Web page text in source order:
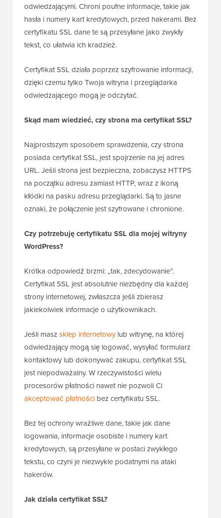
odwiedzającymi. Chroni poufne informacje, takie jak
hasła i numery kart kredytowych, przed hakerami. Bez
certyfikatu SSL dane te są przesyłane jako zwykły
tekst, co ułatwia ich kradzież.
Certyfikat SSL działa poprzez szyfrowanie informacji,
dzięki czemu tylko Twoja witryna i przeglądarka
odwiedzającego mogą je odczytać.
Skąd mam wiedzieć, czy strona ma certyfikat SSL?
Najprostszym sposobem sprawdzenia, czy strona
posiada certyfikat SSL, jest spojrzenie na jej adres
URL. Jeśli strona jest bezpieczna, zobaczysz HTTPS
na początku adresu zamiast HTTP, wraz z ikoną
kłódki na pasku adresu przeglądarki. Są to jasne
oznaki, że połączenie jest szyfrowane i chronione.
Czy potrzebuję certyfikatu SSL dla mojej witryny
WordPress?
Krótka odpowiedź brzmi: „tak, zdecydowanie”.
Certyfikat SSL jest absolutnie niezbędny dla każdej
strony internetowej, zwłaszcza jeśli zbierasz
jakiekolwiek informacje o użytkownikach.
Jeśli maszsklep internetowylub witrynę, na której
odwiedzający mogą się logować, wysyłać formularz
kontaktowy lub dokonywać zakupu, certyfikat SSL
jest niepodważalny. W rzeczywistości wielu
procesorów płatności nawet nie pozwoli Ci
akceptować płatności bez certyfikatu SSL.
Bez tej ochrony wrażliwe dane, takie jak dane
logowania, informacje osobiste i numery kart
kredytowych, są przesyłane w postaci zwykłego
tekstu, co czyni je niezwykle podatnymi na ataki
hakerów.
Jak działa certyfikat SSL?